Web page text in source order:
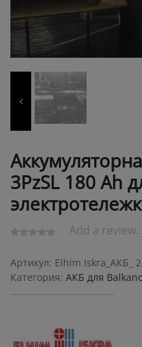
3PzSL 180 Ah
Add a review.
Артикул: Elhim Iskra_АКБ_
Категория: АКБ для